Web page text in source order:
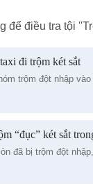
điều tra tội
đi trộm két sắt
trộm đột nhập
“đục” két sắt
đã bị trộm đột